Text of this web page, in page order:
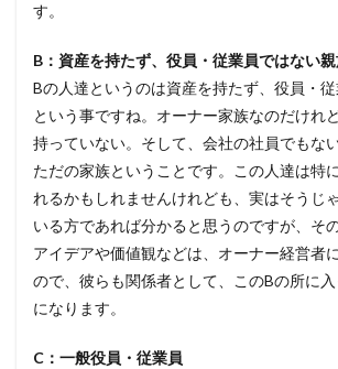
す。
B：資産を持たず、役員・従業員ではない
Bの人達というのは資産を持たず、役員・
という事ですね。オーナー家族なのだけれ
持っていない。そして、会社の社員でもな
ただの家族ということです。この人達は特
れるかもしれませんけれども、実はそうじ
いる方であれば分かると思うのですが、そ
アイデアや価値観などは、オーナー経営者
ので、彼らも関係者として、このBの所に
になります。
C：一般役員・従業員